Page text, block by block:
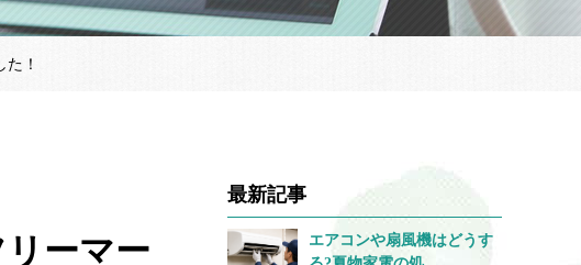
！
ーマー
最新記事
エアコンや扇風機はどうす